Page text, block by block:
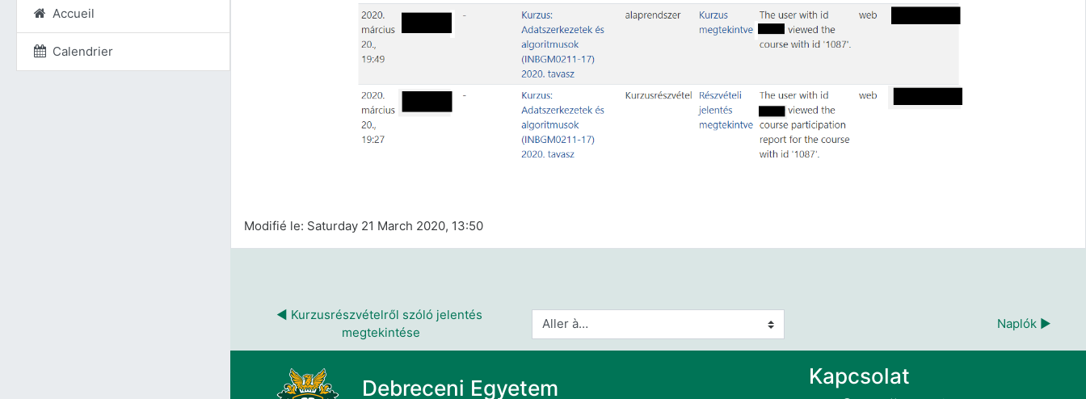
Modifié le: Saturday 21 March 2020, 13:50
Accueil
Calendrier
◀︎ Kurzusrészvételről szóló jelentés
megtekintése
Aller à… Naplók ▶︎
Debreceni Egyetem Kapcsolat